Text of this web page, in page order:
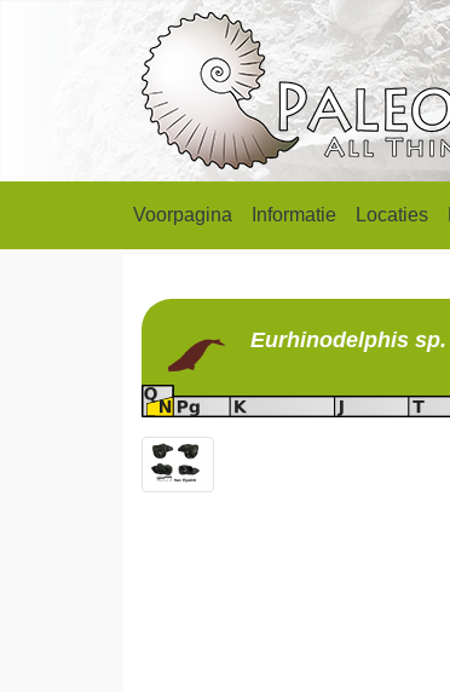
Voorpagina Informatie Locaties
Eurhinodelphissp.